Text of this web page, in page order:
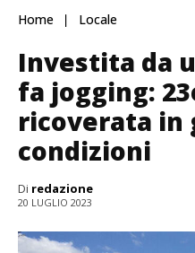
Home Locale
Investita da
fa jogging:
ricoverata in
condizioni
Di redazione
20 LUGLIO 2023